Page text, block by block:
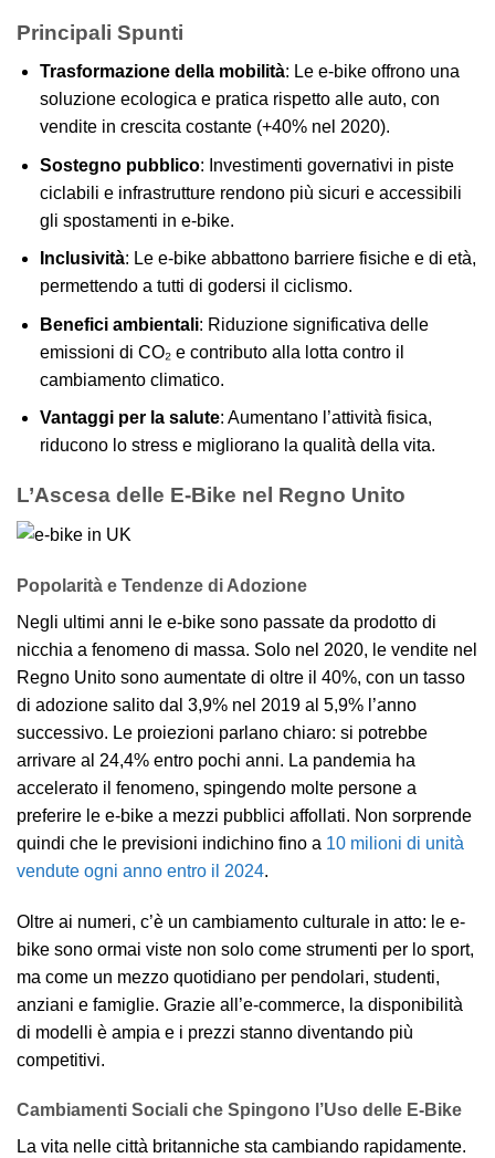
Principali Spunti
Trasformazione della mobilità: Le e-bike offrono una
soluzione ecologica e pratica rispetto alle auto, con
vendite in crescita costante (+40% nel 2020).
Sostegno pubblico: Investimenti governativi in piste
ciclabili e infrastrutture rendono più sicuri e accessibili
gli spostamenti in e-bike.
Inclusività: Le e-bike abbattono barriere fisiche e di età,
permettendo a tutti di godersi il ciclismo.
Benefici ambientali: Riduzione significativa delle
emissioni di CO₂ e contributo alla lotta contro il
cambiamento climatico.
Vantaggi per la salute: Aumentano l’attività fisica,
riducono lo stress e migliorano la qualità della vita.
L’Ascesa delle E-Bike nel Regno Unito
Popolarità e Tendenze di Adozione
Negli ultimi anni le e-bike sono passate da prodotto di
nicchia a fenomeno di massa. Solo nel 2020, le vendite nel
Regno Unito sono aumentate di oltre il 40%, con un tasso
di adozione salito dal 3,9% nel 2019 al 5,9% l’anno
successivo. Le proiezioni parlano chiaro: si potrebbe
arrivare al 24,4% entro pochi anni. La pandemia ha
accelerato il fenomeno, spingendo molte persone a
preferire le e-bike a mezzi pubblici affollati. Non sorprende
quindi che le previsioni indichino fino a 10 milioni di unità
vendute ogni anno entro il 2024.
Oltre ai numeri, c’è un cambiamento culturale in atto: le e-
bike sono ormai viste non solo come strumenti per lo sport,
ma come un mezzo quotidiano per pendolari, studenti,
anziani e famiglie. Grazie all’e-commerce, la disponibilità
di modelli è ampia e i prezzi stanno diventando più
competitivi.
Cambiamenti Sociali che Spingono l’Uso delle E-Bike
La vita nelle città britanniche sta cambiando rapidamente.